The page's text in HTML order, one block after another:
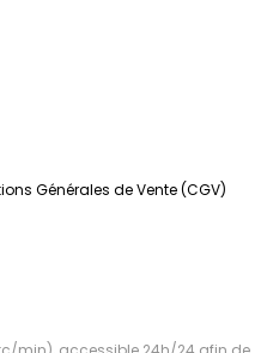
Générales de Vente (CGV)